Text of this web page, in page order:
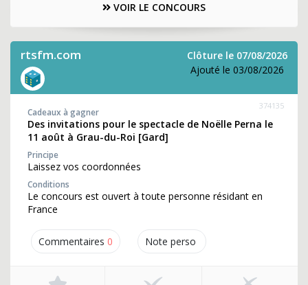
VOIR LE CONCOURS
rtsfm.com
Clôture le 07/08/2026
Ajouté le 03/08/2026
Commentaires 0 Note perso
374135
Cadeaux à gagner
Des invitations pour le spectacle de Noëlle Perna le
11 août à Grau-du-Roi [Gard]
Principe
Laissez vos coordonnées
Conditions
Le concours est ouvert à toute personne résidant en
France